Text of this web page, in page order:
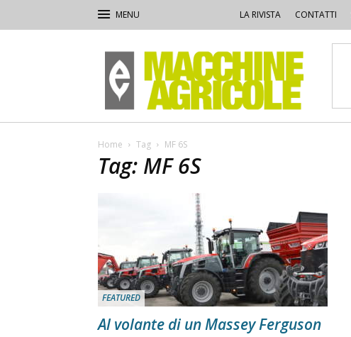
LA RIVISTA CONTATTI
Macchine
Agricole
Home Tag MF 6S
Tag: MF 6S
FEATURED
Al volante di un Massey Ferguson